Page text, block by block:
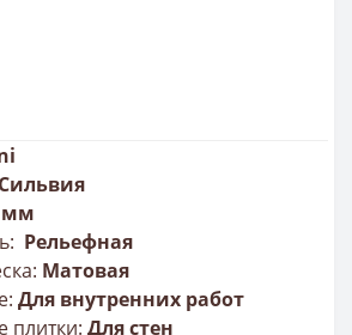
Сильвия
мм
Рельефная
Матовая
Для внутренних работ
плитки: Для стен